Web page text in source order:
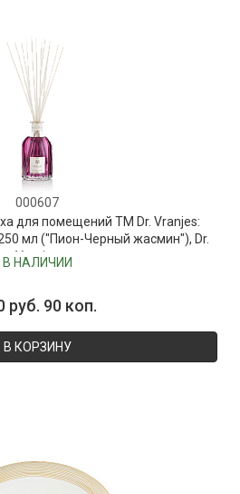
000607
для помещений ТМ Dr. Vranjes:
мл ("Пион-Черный жасмин"), Dr.
Vranjes
В НАЛИЧИИ
руб. 90 коп.
В КОРЗИНУ